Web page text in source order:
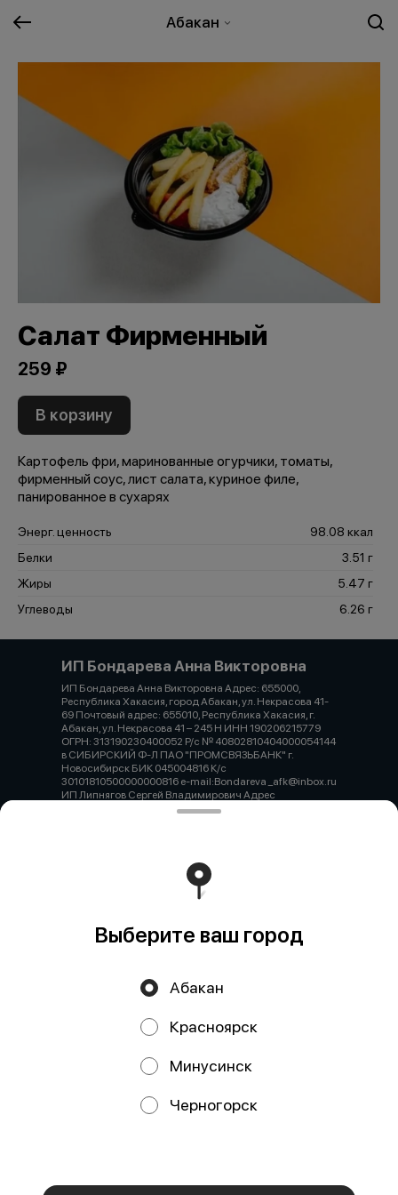
Абакан
аналитических сервисов согласно нашейполитике
Салат Фирменный
259 ₽
В корзину
Картофель фри, маринованные огурчики, томаты,
фирменный соус, лист салата, куриное филе,
панированное в сухарях
Энерг. ценность
98.08 ккал
Белки
3.51 г
Жиры
5.47 г
Углеводы
6.26 г
ИП Бондарева Анна Викторовна
ИП Бондарева Анна Викторовна Адрес: 655000,
Республика Хакасия, город Абакан, ул. Некрасова 41-
69 Почтовый адрес: 655010, Республика Хакасия, г.
Абакан, ул. Некрасова 41 – 245 Н ИНН 190206215779
ОГРН: 313190230400052 Р/с № 40802810404000054144
в СИБИРСКИЙ Ф-Л ПАО "ПРОМСВЯЗЬБАНК" г.
Новосибирск БИК 045004816 К/с
30101810500000000816 e-mail:Bondareva _afk@inbox.ru
ИП Липнягов Сергей Владимирович Адрес
юридический 655000, Республика Хакасия, город
190113322400 Банк АБАКАНСКОЕ ОТДЕЛЕНИЕ N8602
ПАО СБЕРБАНК Корреспондентский счёт 30101810 5
0000 0000608 БИК 04040792 Расчётный счёт 40802810
Политика конфиденциальности
Выберите ваш город
Абакан
Красноярск
Минусинск
Черногорск